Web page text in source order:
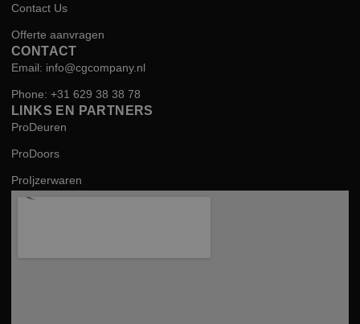
Contact Us
Offerte aanvragen
CONTACT
Email: info@cgcompany.nl
Phone: +31 629 38 38 78
LINKS EN PARTNERS
ProDeuren
ProDoors
ProIjzerwaren